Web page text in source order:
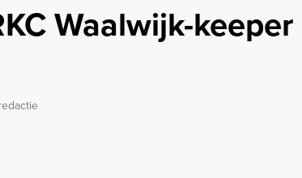
Waalwijk-keeper